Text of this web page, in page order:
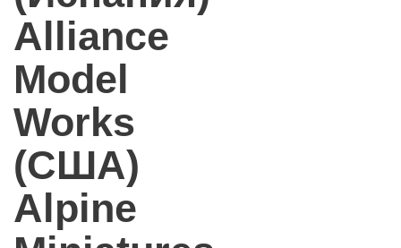
Alliance
Model
Works
(США)
Alpine